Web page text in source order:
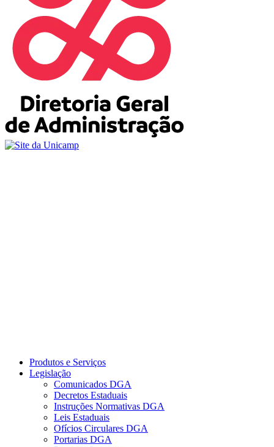
Produtos e Serviços
Legislação
Comunicados DGA
Decretos Estaduais
Instruções Normativas DGA
Leis Estaduais
Ofícios Circulares DGA
Portarias DGA